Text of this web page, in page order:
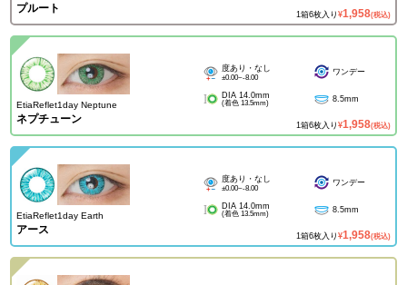
プルート 1箱6枚入り ¥1,958(税込)
EtiaReflet1day Neptune
ネプチューン
度あり・なし
±0.00~-8.00
ワンデー
DIA 14.0mm
(着色 13.5mm) 8.5mm
1箱6枚入り ¥1,958(税込)
EtiaReflet1day Earth
アース
度あり・なし
±0.00~-8.00
ワンデー
DIA 14.0mm
(着色 13.5mm) 8.5mm
1箱6枚入り ¥1,958(税込)